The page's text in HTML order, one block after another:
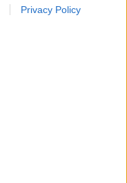
Privacy Policy